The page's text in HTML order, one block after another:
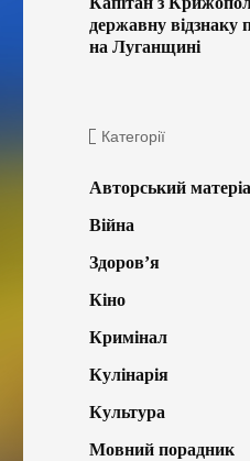
державну відзнаку
на Луганщині
Категорії
Авторський
Війна
Здоров’я
Кіно
Кримінал
Кулінарія
Культура
Мовний порадник